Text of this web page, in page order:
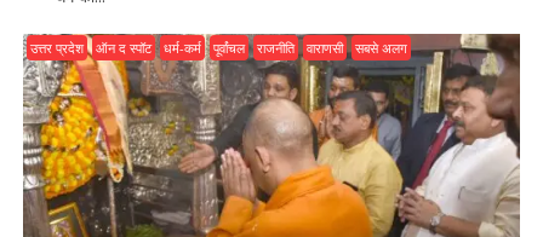
उत्तर प्रदेश ऑन द स्पॉट धर्म-कर्म पूर्वांचल राजनीति वाराणसी सबसे अलग